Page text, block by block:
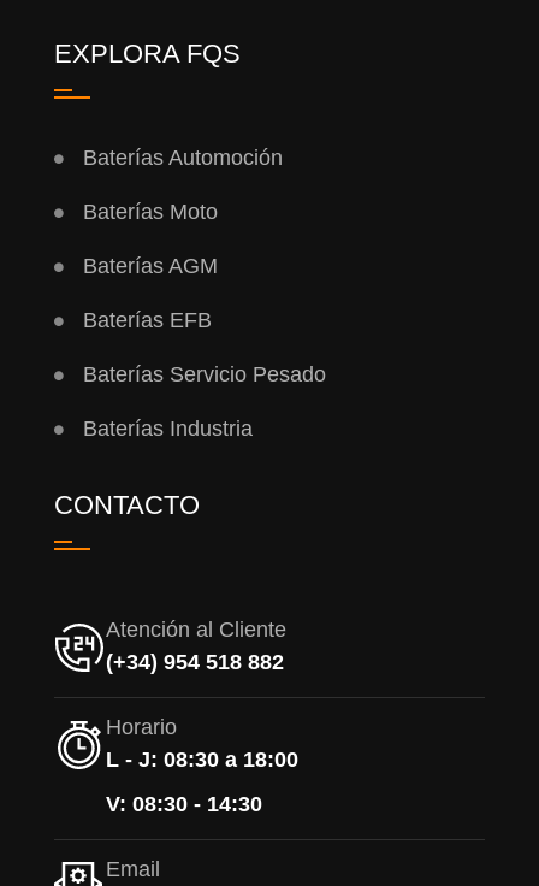
EXPLORA FQS
Baterías Automoción
Baterías Moto
Baterías AGM
Baterías EFB
Baterías Servicio Pesado
Baterías Industria
CONTACTO
Atención al Cliente
(+34) 954 518 882
Horario
L - J: 08:30 a 18:00
V: 08:30 - 14:30
Email